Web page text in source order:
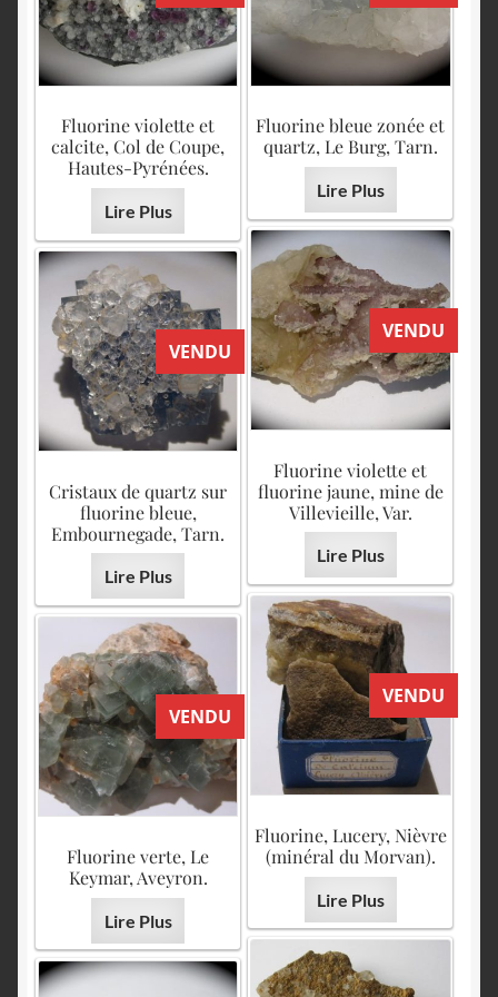
Fluorine violette et
calcite, Col de Coupe,
Hautes-Pyrénées.
Lire Plus
Fluorine bleue zonée et
quartz, Le Burg, Tarn.
Lire Plus
VENDU
Fluorine violette et
fluorine jaune, mine de
Villevieille, Var.
Lire Plus
VENDU
Cristaux de quartz sur
fluorine bleue,
Embournegade, Tarn.
Lire Plus
VENDU
Fluorine, Lucery, Nièvre
(minéral du Morvan).
Lire Plus
VENDU
Fluorine verte, Le
Keymar, Aveyron.
Lire Plus